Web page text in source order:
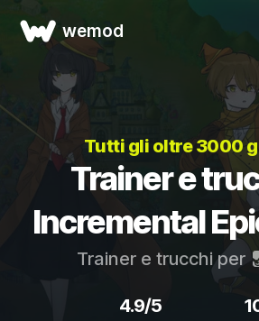
wemod
Tutti gli oltre 3000
Trainer e
Incremental
Trainer e trucchi per
4.9/5